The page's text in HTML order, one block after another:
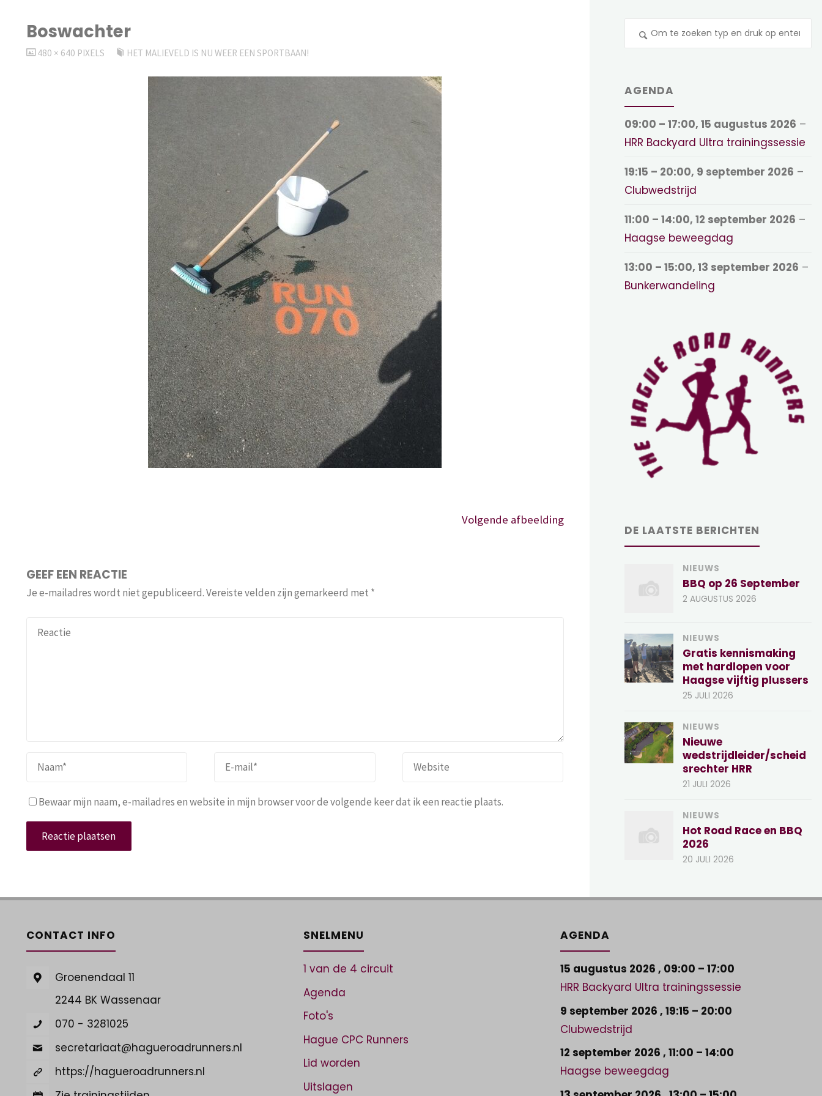
Boswachter
VOLLEDIGE
480 × 640 PIXELS HET MALIEVELD IS NU WEER EEN SPORTBAAN!
Volgende afbeelding
GEEF EEN REACTIE
Je e-mailadres wordt niet gepubliceerd.Vereiste velden zijn gemarkeerd met *
Bewaar mijn naam, e-mailadres en website in mijn browser voor de volgende keer dat ik een reactie plaats.
AGENDA
09:00 – 17:00,15 augustus 2026 –
HRR Backyard Ultra trainingssessie
19:15 – 20:00, 9 september 2026 –
Clubwedstrijd
11:00 – 14:00,12 september 2026 –
Haagse beweegdag
13:00 – 15:00,13 september 2026 –
Bunkerwandeling
DE LAATSTE BERICHTEN
NIEUWS
BBQ op 26 September
2 AUGUSTUS 2026
NIEUWS
Gratis kennismaking
met hardlopen voor
Haagse vijftig plussers
25 JULI 2026
NIEUWS
Nieuwe
wedstrijdleider/scheid
srechter HRR
21 JULI 2026
NIEUWS
Hot Road Race en BBQ
2026
20 JULI 2026
CONTACT INFO
Groenendaal 11
2244 BK Wassenaar
070 - 3281025
secretariaat@hagueroadrunners.nl
https://hagueroadrunners.nl
SNELMENU
1 van de 4 circuit
Agenda
Foto's
Hague CPC Runners
Lid worden
Uitslagen
AGENDA
15 augustus 2026 , 09:00 – 17:00
HRR Backyard Ultra trainingssessie
9 september 2026 , 19:15 – 20:00
Clubwedstrijd
12 september 2026 , 11:00 – 14:00
Haagse beweegdag